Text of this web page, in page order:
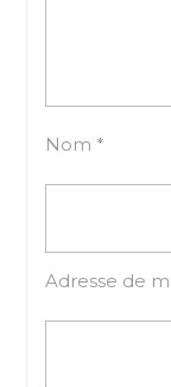
Nom *
Adresse de